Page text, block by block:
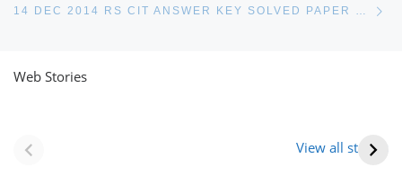
14 DEC 2014 RS CIT ANSWER KEY SOLVED PAPER EXAM
Web Stories
View all stories
(राजस्थान) |
Formation Of New
आभूषण (women’s